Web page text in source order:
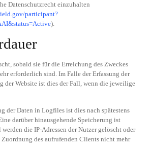
Datenschutzrecht einzuhalten
participant?
).
sobald sie für die Erreichung des Zweckes
erforderlich sind. Im Falle der Erfassung der
der Website ist dies der Fall, wenn die jeweilige
der Daten in Logfiles ist dies nach spätestens
darüber hinausgehende Speicherung ist
die IP-Adressen der Nutzer gelöscht oder
Zuordnung des aufrufenden Clients nicht mehr